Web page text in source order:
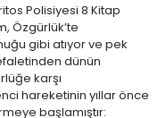
Polisiyesi 8 Kitap
Özgürlük’te
gibi atıyor ve pek
dünün
karşı
hareketinin yıllar önce
başlamıştır: